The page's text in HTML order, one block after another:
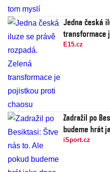
Jedna česká
transformace
E15.cz
Zadražil po
budeme hrát
iSport.cz